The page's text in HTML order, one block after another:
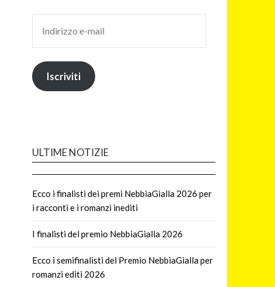
Iscriviti
ULTIME NOTIZIE
Ecco i finalisti dei premi NebbiaGialla 2026 per
i racconti e i romanzi inediti
I finalisti del premio NebbiaGialla 2026
Ecco i semifinalisti del Premio NebbiaGialla per
romanzi editi 2026